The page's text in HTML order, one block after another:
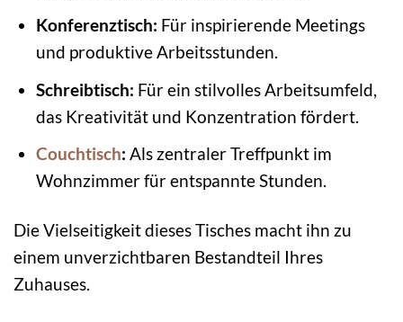
Konferenztisch: Für inspirierende Meetings
und produktive Arbeitsstunden.
Schreibtisch: Für ein stilvolles Arbeitsumfeld,
das Kreativität und Konzentration fördert.
Couchtisch: Als zentraler Treffpunkt im
Wohnzimmer für entspannte Stunden.
Die Vielseitigkeit dieses Tisches macht ihn zu
einem unverzichtbaren Bestandteil Ihres
Zuhauses.